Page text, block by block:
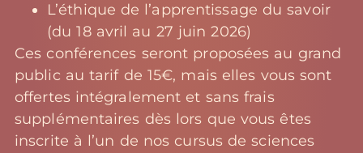
L’éthique de l’apprentissage du savoir
(du 18 avril au 27 juin 2026)
Ces conférences seront proposées au grand
public au tarif de 15€, mais elles vous sont
offertes intégralement et sans frais
supplémentaires dès lors que vous êtes
inscrite à l’un de nos cursus de sciences